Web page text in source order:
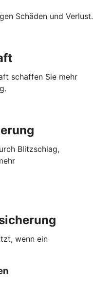
Schäden und Verlust.
schaffen Sie mehr
Blitzschlag,
wenn ein